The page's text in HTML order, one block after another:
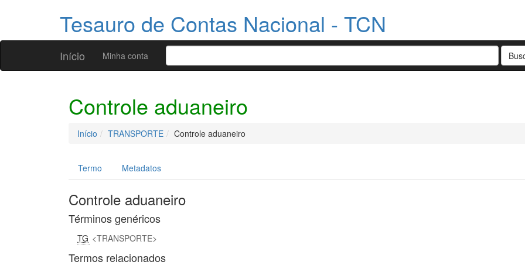
Tesauro de Contas Nacional - TCN
Início Minha conta
Controle aduaneiro
Início TRANSPORTE Controle aduaneiro
Termo Metadatos
Controle aduaneiro
Términos genéricos
TG TRANSPORTE
Termos relacionados